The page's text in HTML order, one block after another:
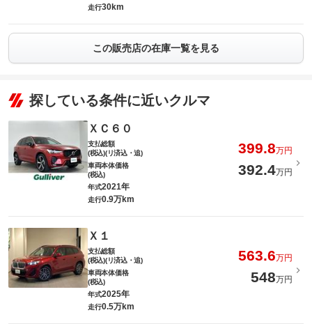
走行30km
この販売店の在庫一覧を見る
探している条件に近いクルマ
ＸＣ６０
支払総額
(税込)(リ済込・追)
399.8万円
車両本体価格
(税込)
392.4万円
年式2021年
走行0.9万km
Ｘ１
支払総額
(税込)(リ済込・追)
563.6万円
車両本体価格
(税込)
548万円
年式2025年
走行0.5万km